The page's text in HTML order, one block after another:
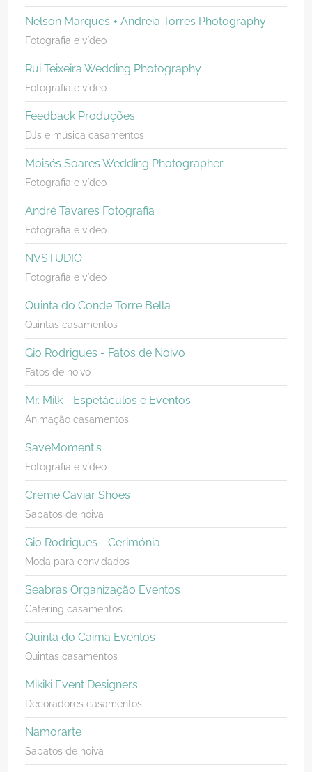
Nelson Marques + Andreia Torres Photography
Fotografia e vídeo
Rui Teixeira Wedding Photography
Fotografia e vídeo
Feedback Produções
DJs e música casamentos
Moisés Soares Wedding Photographer
Fotografia e vídeo
André Tavares Fotografia
Fotografia e vídeo
NVSTUDIO
Fotografia e vídeo
Quinta do Conde Torre Bella
Quintas casamentos
Gio Rodrigues - Fatos de Noivo
Fatos de noivo
Mr. Milk - Espetáculos e Eventos
Animação casamentos
SaveMoment's
Fotografia e vídeo
Crème Caviar Shoes
Sapatos de noiva
Gio Rodrigues - Cerimónia
Moda para convidados
Seabras Organização Eventos
Catering casamentos
Quinta do Caima Eventos
Quintas casamentos
Mikiki Event Designers
Decoradores casamentos
Namorarte
Sapatos de noiva